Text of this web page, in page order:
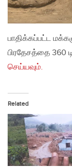
பாதிக்கப்பட்ட
பிரதேசத்தை 360
செய்யவும்.
Related